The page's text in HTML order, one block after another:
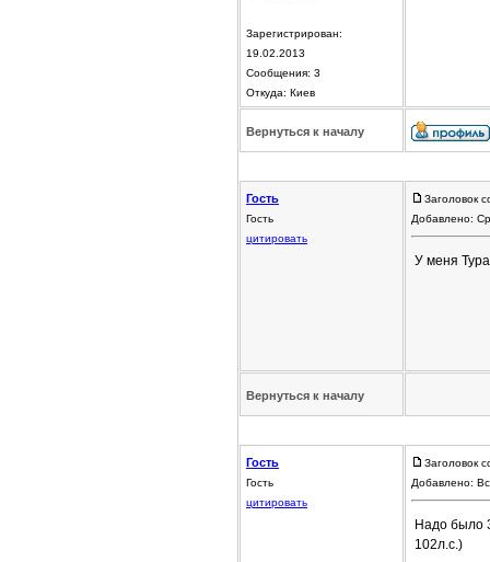
Зарегистрирован:
19.02.2013
Сообщения: 3
Откуда: Киев
Вернуться к началу
Гость
Гость
цитировать
Заголовок
Добавлено:
У меня
Вернуться к началу
Гость
Гость
цитировать
Заголовок
Добавлено:
Надо было
102л.с.)